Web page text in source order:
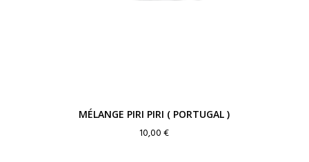
MÉLANGE PIRI PIRI ( PORTUGAL )
10,00€